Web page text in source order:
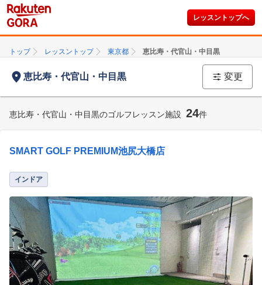
レッスントップへ
トップ レッスントップ 東京都 恵比寿・代官山・中目黒
恵比寿・代官山・中目黒 変更
恵比寿・代官山・中目黒のゴルフレッスン施設 24件
SMART GOLF PREMIUM池尻大橋店
インドア